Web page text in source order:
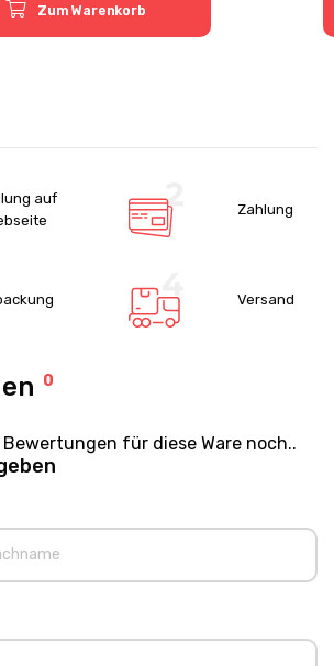
Zum Warenkorb
auf
Zahlung
Versand
0
für diese Ware noch..